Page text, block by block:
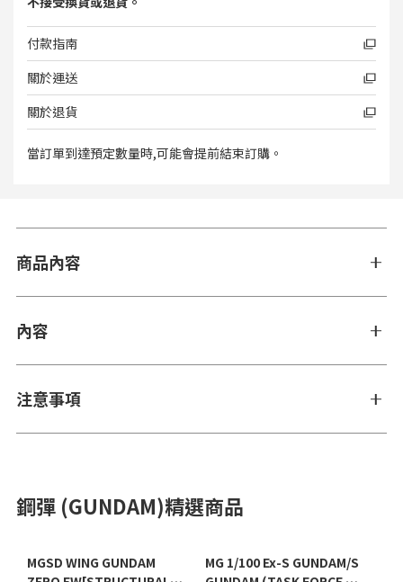
付款指南
關於運送
關於退貨
當訂單到達預定數量時,可能會提前結束訂購。
商品內容
內容
注意事項
鋼彈 (GUNDAM)精選商品
MGSD WING GUNDAM
MG 1/100 Ex-S GUNDAM/S